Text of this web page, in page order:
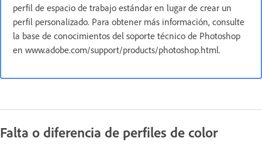
perfil de espacio de trabajo estándar en lugar de crear un
perfil personalizado. Para obtener más información, consulte
la base de conocimientos del soporte técnico de Photoshop
en www.adobe.com/support/products/photoshop.html.
Falta o diferencia de perfiles de color